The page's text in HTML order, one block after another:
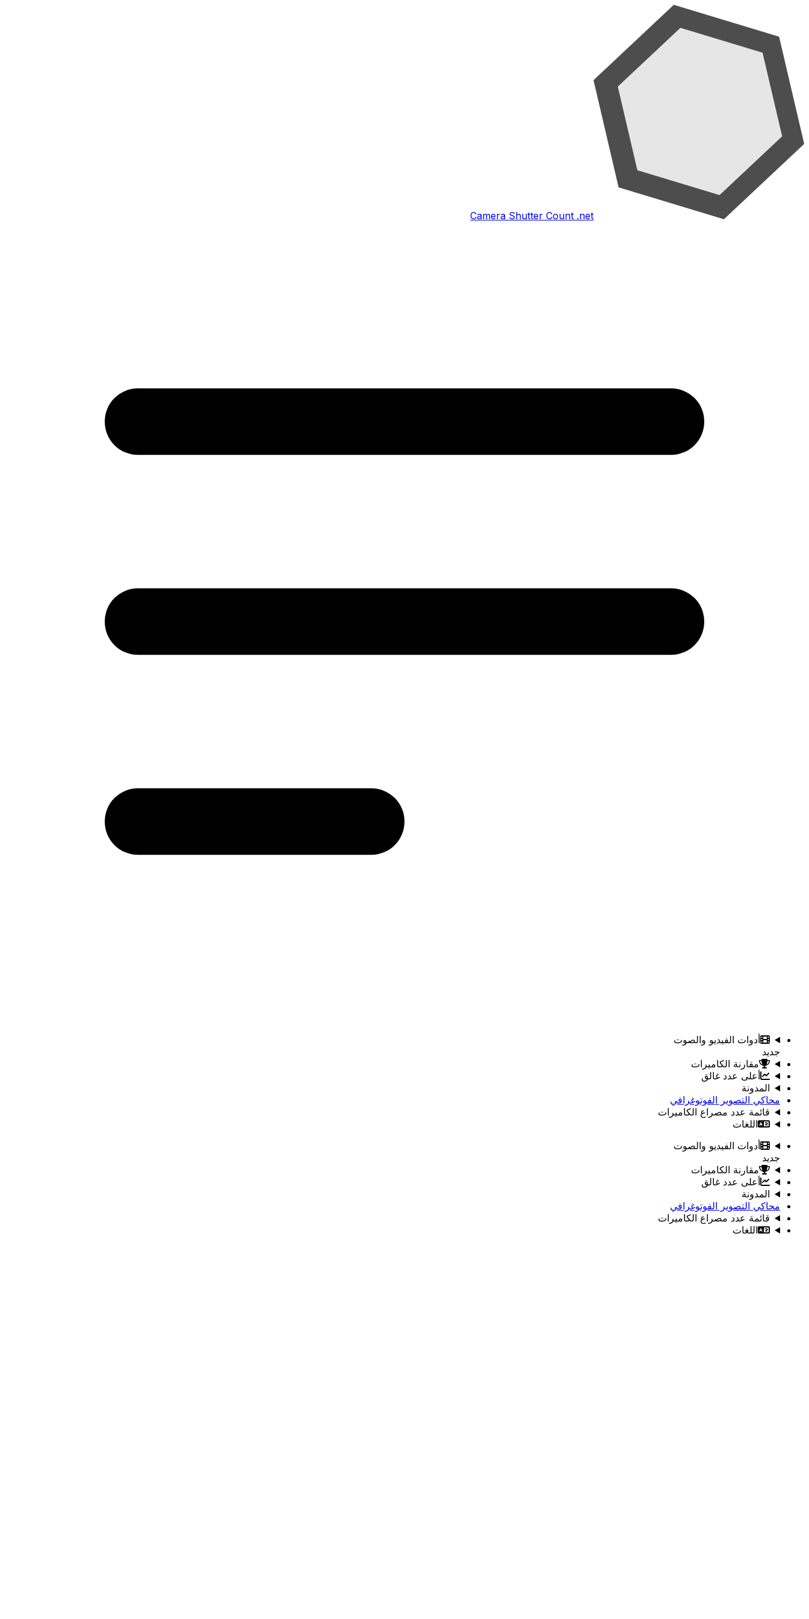
Camera Shutter Count .net
أدوات الفيديو والصوت
جديد
مقارنة الكاميرات
أعلى عدد غالق
المدونة
محاكي التصوير الفوتوغرافي
قائمة عدد مصراع الكاميرات
اللغات
أدوات الفيديو والصوت
جديد
مقارنة الكاميرات
أعلى عدد غالق
المدونة
محاكي التصوير الفوتوغرافي
قائمة عدد مصراع الكاميرات
اللغات